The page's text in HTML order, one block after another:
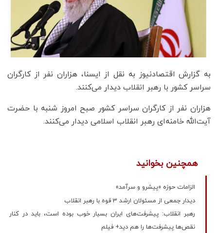
به گزارش اقتصادنیوز به نقل از ایسنا، هزاران نفر از کارگران
سراسر کشور با رهبر انقلاب دیدار می‌کنند.
هزاران نفر از کارگران سراسر کشور صبح امروز شنبه با حضرت
‌آیت‌الله خامنه‌ای رهبر انقلاب اسلامی دیدار می‌کنند.
همچنین بخوانید
الزامات حوزه «پیشرو و سرآمد»
دیدار جمعی از مسئولان ارشد 3 قوه با رهبر انقلاب
رهبر انقلاب: پیشرفت‌های ایران بسیار خوب بوده است، باید در کنار
نقص‌ها پیشرفت‌ها را هم دید+ فیلم